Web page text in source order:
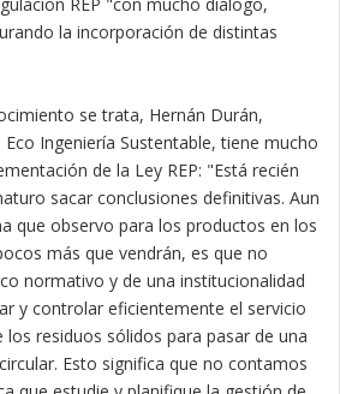
la incorporación de distintas
se trata, Hernán Durán,
Ingeniería Sustentable, tiene mucho
de la Ley REP: "Está recién
sacar conclusiones definitivas. Aun
que observo para los productos en los
más que vendrán, es que no
normativo y de una institucionalidad
y controlar eficientemente el servicio
residuos sólidos para pasar de una
Esto significa que no contamos